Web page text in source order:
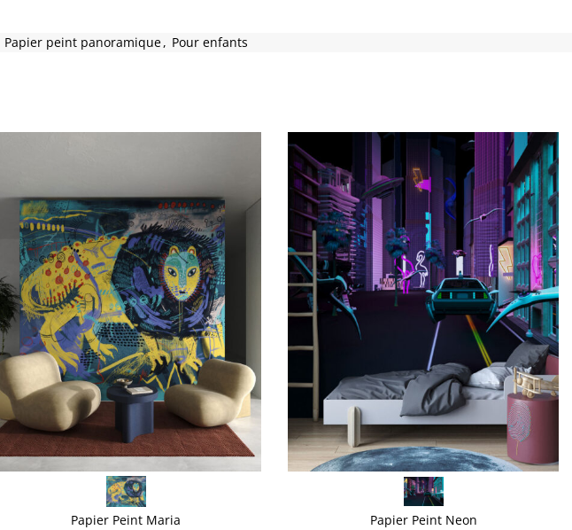
Papier peint panoramique, Pour enfants
Papier Peint Maria Papier Peint Neon